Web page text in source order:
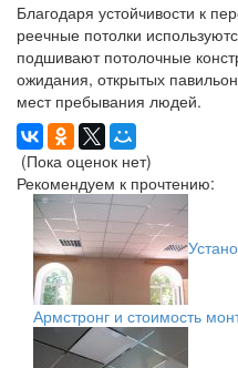
Благодаря устойчивости к
реечные потолки
подшивают потолочные
ожидания, открытых
мест пребывания людей.
(Пока оценок нет)
Рекомендуем к прочтению:
Армстронг и стоимость